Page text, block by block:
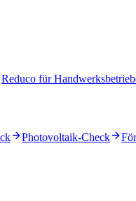
Reduco für
Photovoltaik-Check